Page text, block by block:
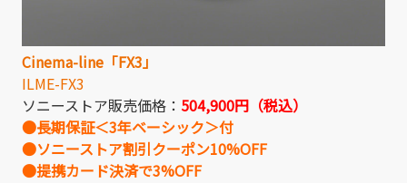
Cinema-line「FX3」
ILME-FX3
ソニーストア販売価格： 504,900円（税込）
●長期保証＜3年ベーシック＞付
●ソニーストア割引クーポン10%OFF
●提携カード決済で3%OFF